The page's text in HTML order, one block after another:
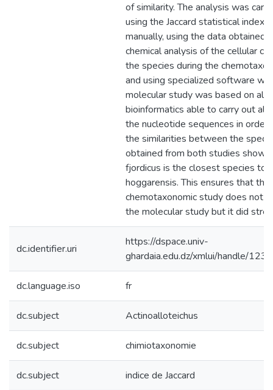
of similarity. The analysis was
using the Jaccard statistical index
manually, using the data obtained
chemical analysis of the cellular
the species during the
and using specialized software
molecular study was based on
bioinformatics able to carry out
the nucleotide sequences in order
the similarities between the
obtained from both studies
fjordicus is the closest species to
hoggarensis. This ensures that the
chemotaxonomic study does not
the molecular study but it did
dc.identifier.uri
https://dspace.univ-
ghardaia.edu.dz/xmlui/handle/
dc.language.iso fr
dc.subject Actinoalloteichus
dc.subject chimiotaxonomie
dc.subject indice de Jaccard